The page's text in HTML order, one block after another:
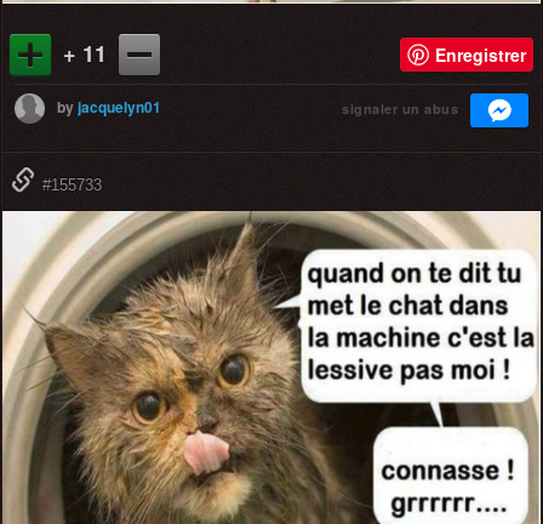
+ 11 Enregistrer
byjacquelyn01 signaler un abus
#155733